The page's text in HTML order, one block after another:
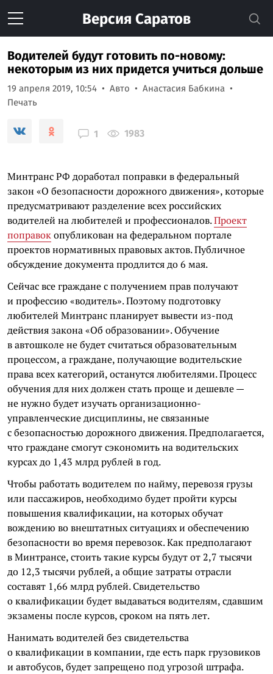
Версия Саратов
Водителей будут готовить по-новому:
некоторым из них придется учиться дольше
19 апреля 2019, 10:54 Авто
Анастасия Бабкина
Печать
1 1983
Минтранс РФ доработал поправки в федеральный
закон «О безопасности дорожного движения», которые
предусматривают разделение всех российских
водителей на любителей и профессионалов.Проект
поправокопубликован на федеральном портале
проектов нормативных правовых актов. Публичное
обсуждение документа продлится до 6 мая.
Сейчас все граждане с получением прав получают
и профессию «водитель». Поэтому подготовку
любителей Минтранс планирует вывести из-под
действия закона «Об образовании». Обучение
в автошколе не будет считаться образовательным
процессом, а граждане, получающие водительские
права всех категорий, останутся любителями. Процесс
обучения для них должен стать проще и дешевле —
не нужно будет изучать организационно-
управленческие дисциплины, не связанные
с безопасностью дорожного движения. Предполагается,
что граждане смогут сэкономить на водительских
курсах до 1,43 млрд рублей в год.
Чтобы работать водителем по найму, перевозя грузы
или пассажиров, необходимо будет пройти курсы
повышения квалификации, на которых обучат
вождению во внештатных ситуациях и обеспечению
безопасности во время перевозок. Как предполагают
в Минтрансе, стоить такие курсы будут от 2,7 тысячи
до 12,3 тысячи рублей, а общие затраты отрасли
составят 1,66 млрд рублей. Свидетельство
о квалификации будет выдаваться водителям, сдавшим
экзамены после курсов, сроком на пять лет.
Нанимать водителей без свидетельства
о квалификации в компании, где есть парк грузовиков
и автобусов, будет запрещено под угрозой штрафа.